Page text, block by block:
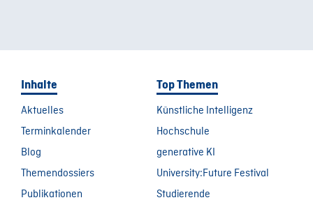
Inhalte
Aktuelles
Terminkalender
Blog
Themendossiers
Publikationen
Top Themen
Künstliche Intelligenz
Hochschule
generative KI
University:Future Festival
Studierende